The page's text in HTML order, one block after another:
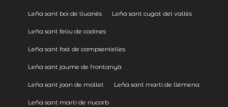
Leña sant boi de lluanès Leña sant cugat del vallès
Leña sant feliu de codines
Leña sant fost de campsentelles
Leña sant jaume de frontanyà
Leña sant joan de mollet Leña sant martí de llémena
Leña sant martí de riucorb